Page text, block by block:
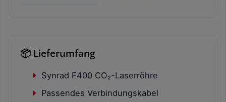
📦 Lieferumfang
Synrad F400 CO₂-Laserröhre
Passendes Verbindungskabel